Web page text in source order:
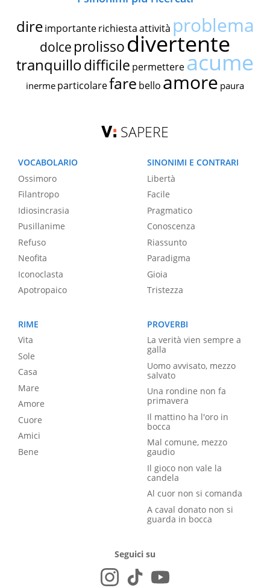
dire importante richiestaattività problema
dolce prolissodivertente
tranquillodifficile permettereacume
inerme particolarefare bello amore paura
SAPERE
VOCABOLARIO
Ossimoro
Filantropo
Idiosincrasia
Pusillanime
Refuso
Neofita
Iconoclasta
Apotropaico
SINONIMI E CONTRARI
Libertà
Facile
Pragmatico
Conoscenza
Riassunto
Paradigma
Gioia
Tristezza
RIME
Vita
Sole
Casa
Mare
Amore
Cuore
Amici
Bene
PROVERBI
La verità vien sempre a
galla
Uomo avvisato, mezzo
salvato
Una rondine non fa
primavera
Il mattino ha l'oro in
bocca
Mal comune, mezzo
gaudio
Il gioco non vale la
candela
Al cuor non si comanda
A caval donato non si
guarda in bocca
Seguici su